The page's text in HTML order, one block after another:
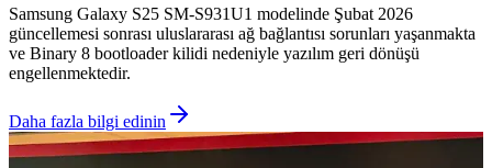
Samsung Galaxy S25 SM-S931U1 modelinde Şubat 2026
güncellemesi sonrası uluslararası ağ bağlantısı sorunları yaşanmakta
ve Binary 8 bootloader kilidi nedeniyle yazılım geri dönüşü
engellenmektedir.
Daha fazla bilgi edinin